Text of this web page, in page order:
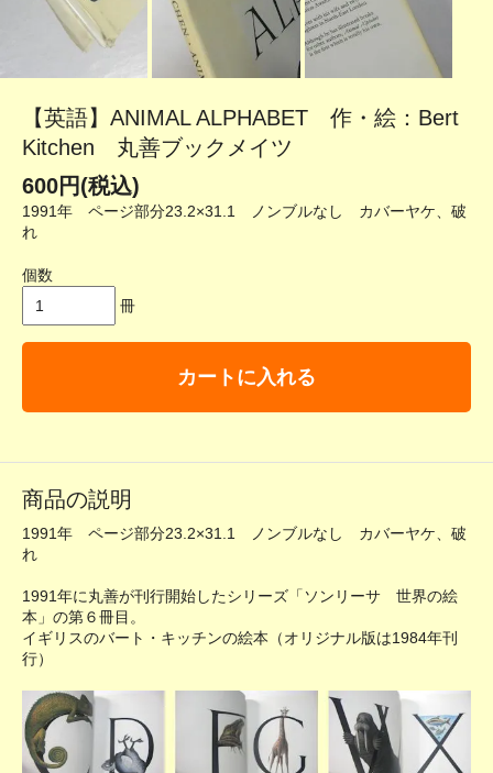
【英語】ANIMAL ALPHABET 作・絵：Bert
Kitchen 丸善ブックメイツ
600円(税込)
1991年 ページ部分23.2×31.1 ノンブルなし カバーヤケ、破
れ
個数
冊
カートに入れる
商品の説明
1991年 ページ部分23.2×31.1 ノンブルなし カバーヤケ、破
れ
1991年に丸善が刊行開始したシリーズ「ソンリーサ 世界の絵
本」の第６冊目。
イギリスのバート・キッチンの絵本（オリジナル版は1984年刊
行）